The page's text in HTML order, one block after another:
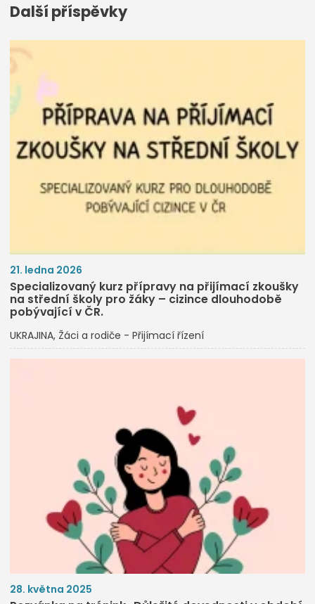
Další příspěvky
21. ledna 2026
Specializovaný kurz přípravy na přijímací zkoušky
na střední školy pro žáky – cizince dlouhodobě
pobývající v ČR.​
UKRAJINA Žáci a rodiče - Přijímací řízení
28. května 2025